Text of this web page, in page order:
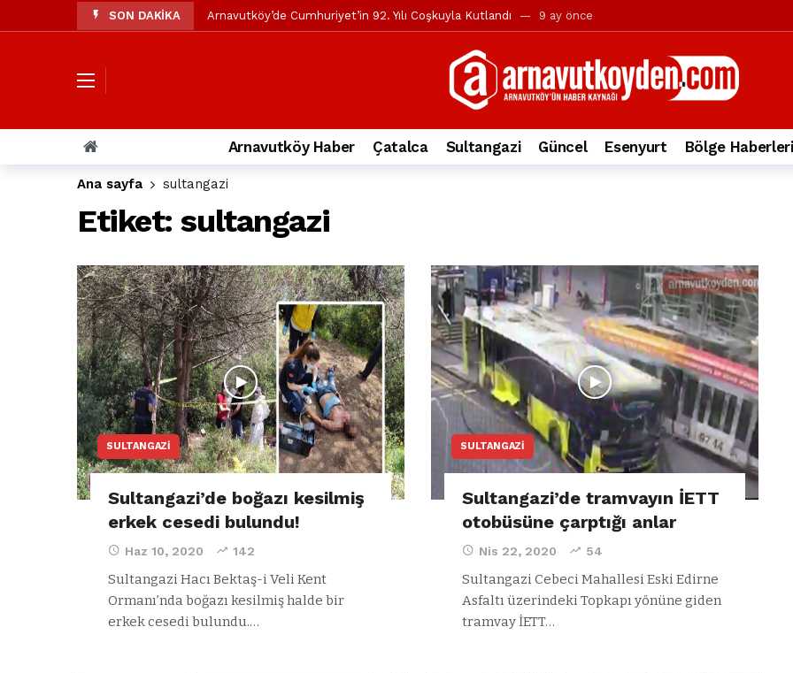
SON DAKİKA Arnavutköy’de Cumhuriyet’in 92. Yılı Coşkuyla Kutlandı 9 ay önce
Özgür Özel’den Arnavutköy Belediyesi’ne ve Mustafa Candaroğlu’na yönelik suçlamalar 10 ay önce
Arnavutköy’ün nüfusu 2024 yılında 344.868’e ulaştı 1 yıl önce
Arnavutköy Taşoluk’ta seyir halindeki otomobil alev alev yandı. 2 yıl önce
Arnavutköy İmrahor Mahallesi sakinleri protesto gösterisi düzenledi 2 yıl önce
Arnavutköy’de 29 Ekim Cumhuriyet Bayramı kutlamaları coşkuyla gerçekleşti
Toprak kaydı: 3 hafriyat kamyonu birbirlerinin üzerine devrildi
İstanbul Havalimanı yolundaki kazada, taksideki yolcu öldü
Arnavutkoy Belediyesi’ne su baskını tepkisi 3 yıl önce
Arnavutköy Haber Çatalca Sultangazi Güncel Esenyurt Bölge Haberleri
Ana sayfa sultangazi
Etiket: sultangazi
SULTANGAZI
Sultangazi’de boğazı kesilmiş
erkek cesedi bulundu!
Haz 10, 2020 142
Sultangazi Hacı Bektaş-i Veli Kent
Ormanı’nda boğazı kesilmiş halde bir
erkek cesedi bulundu.…
SULTANGAZI
Sultangazi’de tramvayın İETT
otobüsüne çarptığı anlar
Nis 22, 2020 54
Sultangazi Cebeci Mahallesi Eski Edirne
Asfaltı üzerindeki Topkapı yönüne giden
tramvay İETT…